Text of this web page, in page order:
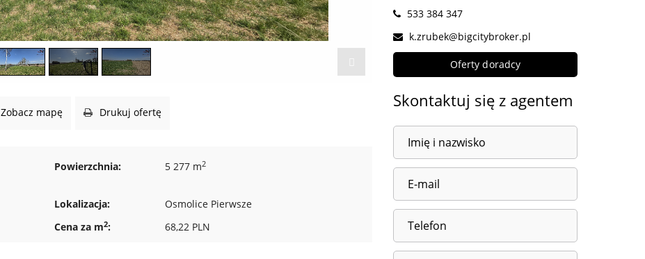
Zobacz mapę Drukuj ofertę
Powierzchnia: 5 277 m2
Lokalizacja:
Osmolice Pierwsze
Cena za m2: 68,22 PLN
533 384 347
k.zrubek@bigcitybroker.pl
Oferty doradcy
Skontaktuj się z agentem